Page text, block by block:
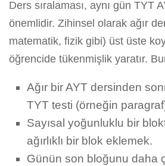
Ders sıralaması, aynı gün TYT
önemlidir. Zihinsel olarak ağır
matematik, fizik gibi) üst üste
öğrencide tükenmişlik yaratır.
Ağır bir AYT dersinden
TYT testi (örneğin
Sayısal yoğunluklu bir
ağırlıklı bir blok eklemek.
Günün son bloğunu daha